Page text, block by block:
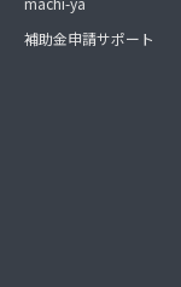
補助金申請サポート